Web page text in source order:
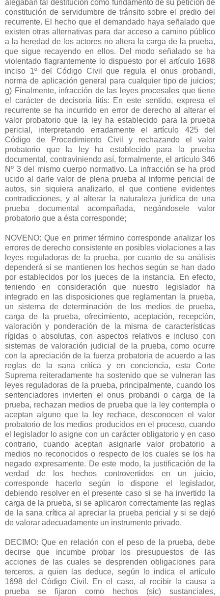
alegaban tal destitución como fundamento de su petición de
constitución de servidumbre de tránsito sobre el predio del
recurrente. El hecho que el demandado haya señalado que
existen otras alternativas para dar acceso a camino público
a la heredad de los actores no altera la carga de la prueba,
que sigue recayendo en ellos. Del modo señalado se ha
violentado flagrantemente lo dispuesto por el artículo 1698
inciso 1º del Código Civil que regula el onus probandi,
norma de aplicación general para cualquier tipo de juicios;
g) Finalmente, infracción de las leyes procesales que tiene
el carácter de decisoria litis: En este sentido, expresa el
recurrente se ha incurrido en error de derecho al alterar el
valor probatorio que la ley ha establecido para la prueba
pericial, interpretando erradamente el artículo 425 del
Código de Procedimiento Civil y rechazando el valor
probatorio que la ley ha establecido para la prueba
documental, contraviniendo así, formalmente, el artículo 346
Nº 3 del mismo cuerpo normativo. La infracción se ha prod
ucido al darle valor de plena prueba al informe pericial de
autos, sin siquiera analizarlo, el que contiene evidentes
contradicciones, y al alterar la naturaleza jurídica de una
prueba documental acompañada, negándosele valor
probatorio que a ésta corresponde;
NOVENO: Que en primer término corresponde analizar los
errores de derecho consistente en posibles violaciones a las
leyes reguladoras de la prueba, por cuanto de su análisis
dependerá si se mantienen los hechos según se han dado
por establecidos por los jueces de la instancia. En efecto,
teniendo en consideración que nuestro legislador ha
integrado en las disposiciones que reglamentan la prueba,
un sistema de determinación de los medios de prueba,
carga de la prueba, ofrecimiento, aceptación, recepción,
valoración y ponderación de la misma de características
rígidas o absolutas, con aspectos relativos e incluso con
sistemas de valoración judicial de la prueba, como ocurre
con la apreciación de la fuerza probatoria de acuerdo a las
reglas de la sana crítica y en conciencia, esta Corte
Suprema reiteradamente ha sostenido que se vulneran las
leyes reguladoras de la prueba, principalmente, cuando los
sentenciadores invierten el onus probandi o carga de la
prueba, rechazan medios de prueba que la ley contempla o
aceptan alguno que la ley rechace, desconocen el valor
probatorio de los medios producidos en el proceso, cuando
el legislador lo asigne con un carácter obligatorio y en caso
contrario, cuando aceptan asignarle valor probatorio a
medios no reconocidos o respecto de los cuales se los ha
negado expresamente. De este modo, la justificación de la
verdad de los hechos controvertidos en un juicio,
corresponde hacerlo según lo dispone el legislador,
debiendo resolver en el presente caso si se ha invertido la
carga de la prueba, si se aplicaron correctamente las reglas
de la sana crítica al apreciar la prueba pericial y si se dejó
de valorar adecuadamente un instrumento privado.
DECIMO: Que en relación con el peso de la prueba, debe
decirse que incumbe probar los presupuestos de las
acciones de las cuales se desprenden obligaciones para
terceros, a quien las deduce, según lo indica el artículo
1698 del Código Civil. En el caso, al recibir la causa a
prueba se fijaron como hechos (sic) sustanciales,